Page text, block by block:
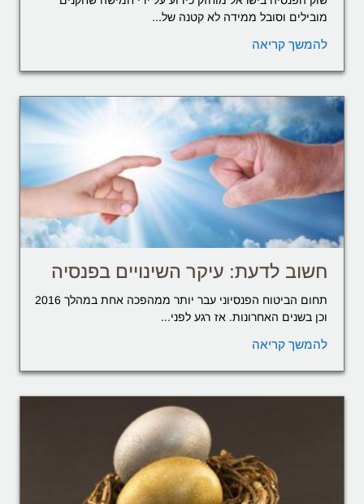
מובילים וסובל ממידה לא קטנה של...
להמשך קריאה
חשוב לדעת: עיקר השינויים בפנסיה
תחום הביטוח הפנסיוני עבר יותר ממהפכה אחת במהלך 2016
וכן בשנים האחרונות. אז רגע לפני...
להמשך קריאה